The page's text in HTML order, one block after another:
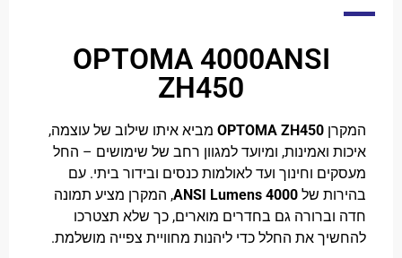
OPTOMA 4000ANSI
ZH450
OPTOMA ZH450מביא איתו שילוב של עוצמה,
ואמינות, ומיועד למגוון רחב של שימושים – החל
וחינוך ועד לאולמות כנסים ובידור ביתי. עם
של4000 ANSI Lumens
, המקרן מציע תמונה
גם בחדרים מוארים, כך שלא תצטרכו
את החלל כדי ליהנות מחוויית צפייה מושלמת.